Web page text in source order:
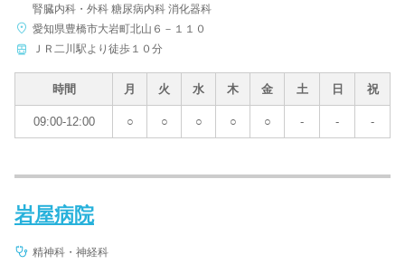
腎臓内科・外科 糖尿病内科 消化器科
愛知県豊橋市大岩町北山６－１１０
ＪＲ二川駅より徒歩１０分
時間 月 火 水 木 金 土 日 祝
09:00-12:00 ○ ○ ○ ○ ○ - - -
岩屋病院
精神科・神経科